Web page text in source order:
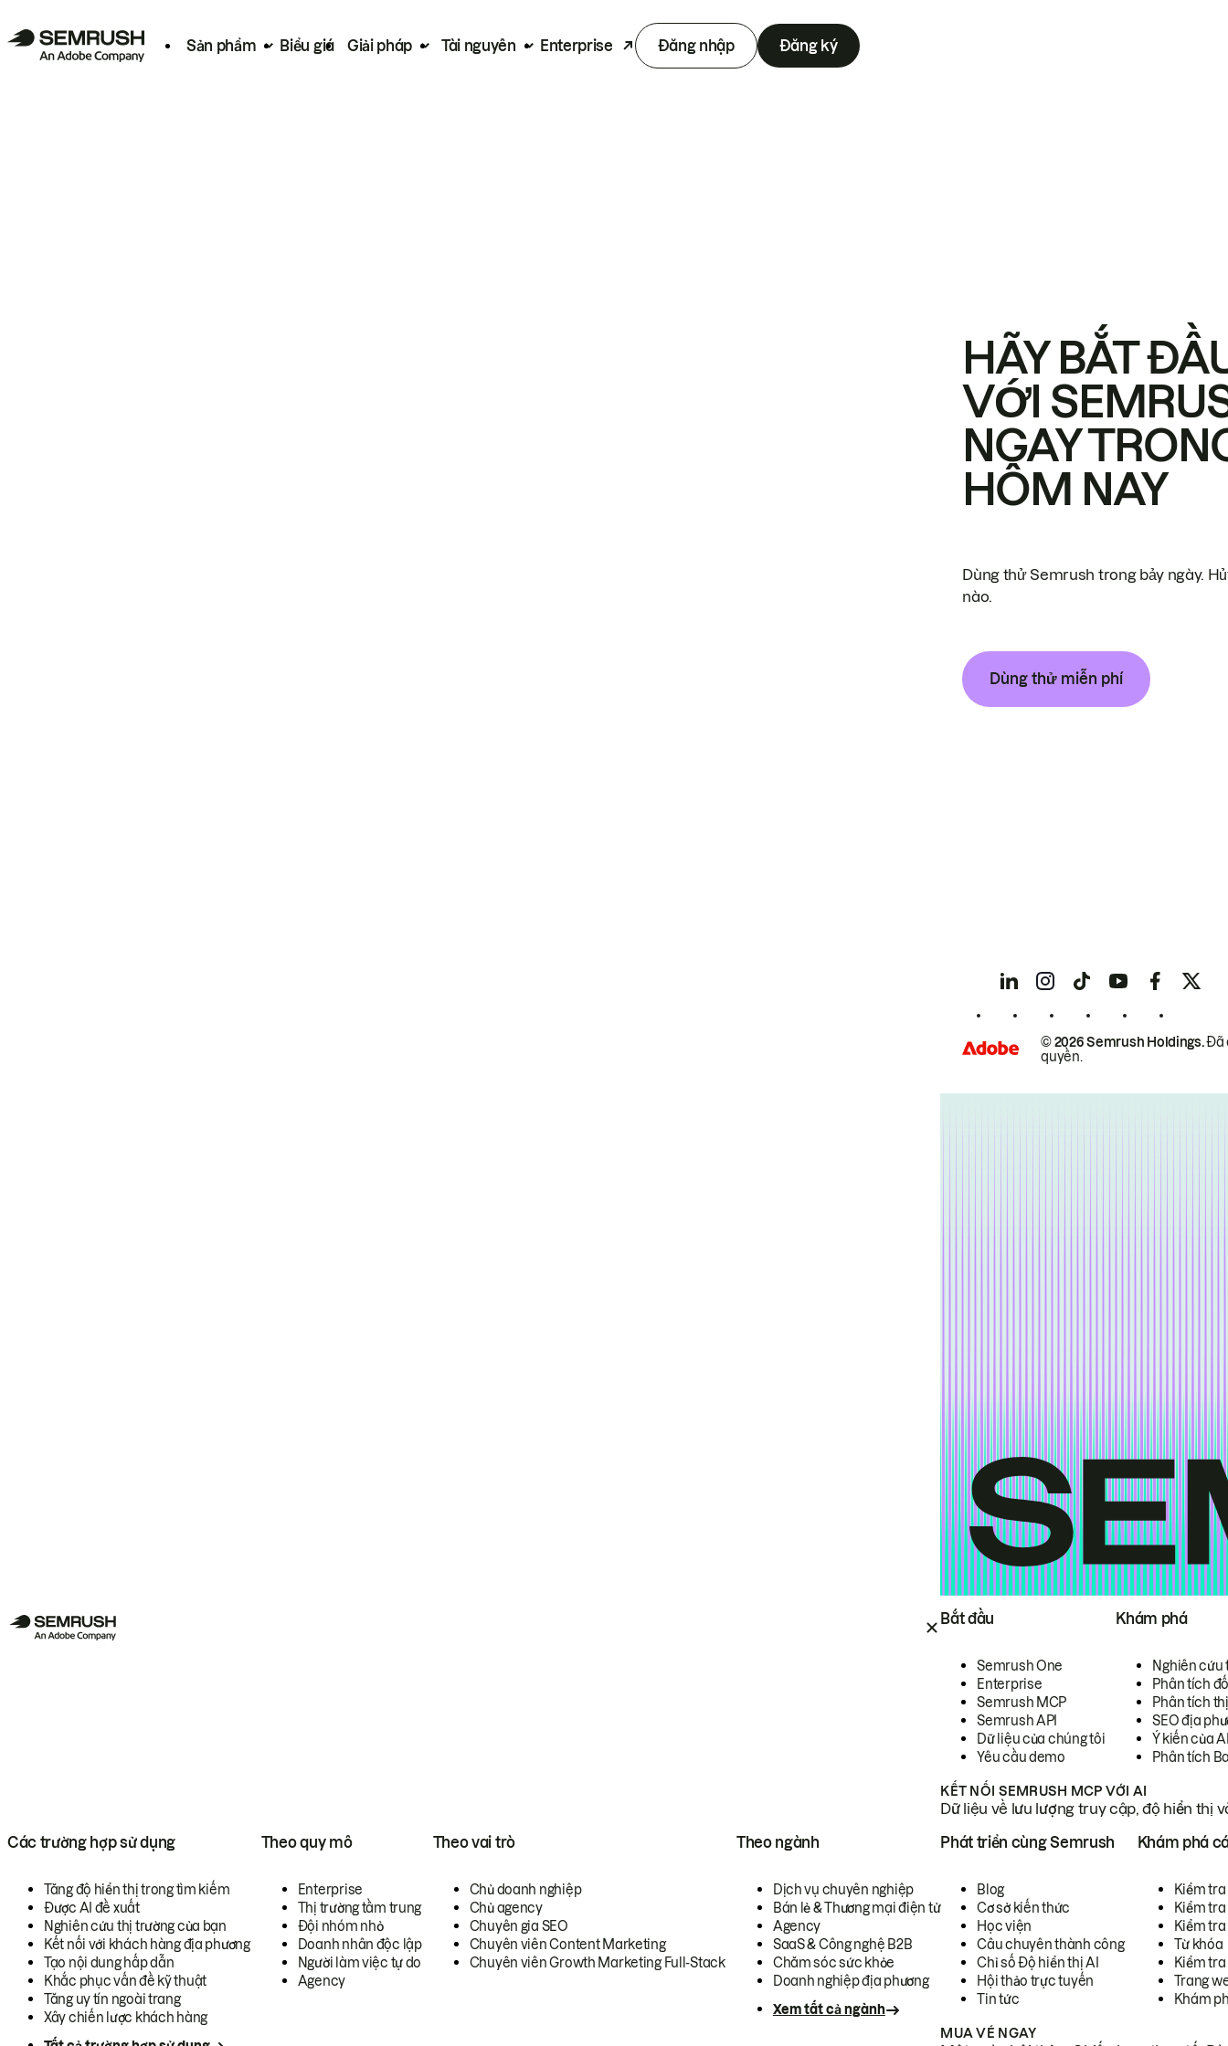
Sản phẩm Biểu giá Giải pháp Tài nguyên Enterprise Đăng nhập Đăng ký
Bắt đầu
Semrush One
Enterprise
Semrush MCP
Semrush API
Dữ liệu của chúng tôi
Yêu cầu demo
Khám phá
Nghiên cứu
Phân tích
Phân tích
SEO địa
Ý kiến của
Phân tích
KẾT NỐI SEMRUSH MCP VỚI AI
Dữ liệu về lưu lượng truy cập, độ hiển thị
Các trường hợp sử dụng
Tăng độ hiển thị trong tìm kiếm
Được AI đề xuất
Nghiên cứu thị trường của bạn
Kết nối với khách hàng địa phương
Tạo nội dung hấp dẫn
Khắc phục vấn đề kỹ thuật
Tăng uy tín ngoài trang
Xây chiến lược khách hàng
Theo quy mô
Enterprise
Thị trường tầm trung
Đội nhóm nhỏ
Doanh nhân độc lập
Người làm việc tự do
Agency
Theo vai trò
Chủ doanh nghiệp
Chủ agency
Chuyên gia SEO
Chuyên viên Content Marketing
Chuyên viên Growth Marketing Full-Stack
Theo ngành
Dịch vụ chuyên nghiệp
Bán lẻ & Thương mại điện tử
Agency
SaaS & Công nghệ B2B
Chăm sóc sức khỏe
Doanh nghiệp địa phương
Xem tất cả ngành
Phát triển cùng Semrush
Blog
Cơ sở kiến thức
Học viện
Câu chuyên thành công
Chỉ số Độ hiển thị AI
Hội thảo trực tuyến
Tin tức
Khám phá
Kiểm
Kiểm tra
Kiểm
Từ khóa
Kiểm
Trang
Khám
MUA VÉ NGAY
HÃY BẮT
VỚI
NGAY
HÔM NAY
Dùng thử Semrush trong bảy ngày.
nào.
Dùng thử miễn phí
© 2026 Semrush Holdings.Đã
quyền.